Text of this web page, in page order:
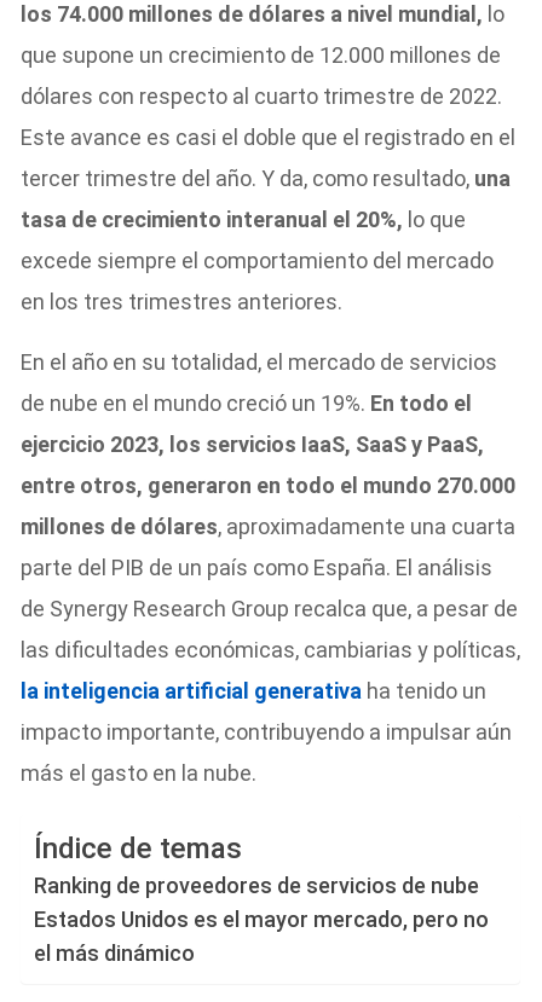
los 74.000 millones de dólares a nivel mundial, lo
que supone un crecimiento de 12.000 millones de
dólares con respecto al cuarto trimestre de 2022.
Este avance es casi el doble que el registrado en el
tercer trimestre del año. Y da, como resultado, una
tasa de crecimiento interanual el 20%, lo que
excede siempre el comportamiento del mercado
en los tres trimestres anteriores.
En el año en su totalidad, el mercado de servicios
de nube en el mundo creció un 19%. En todo el
ejercicio 2023, los servicios IaaS, SaaS y PaaS,
entre otros, generaron en todo el mundo 270.000
millones de dólares, aproximadamente una cuarta
parte del PIB de un país como España. El análisis
de Synergy Research Group recalca que, a pesar de
las dificultades económicas, cambiarias y políticas,
la inteligencia artificial generativa ha tenido un
impacto importante, contribuyendo a impulsar aún
más el gasto en la nube.
Índice de temas
Ranking de proveedores de servicios de nube
Estados Unidos es el mayor mercado, pero no
el más dinámico